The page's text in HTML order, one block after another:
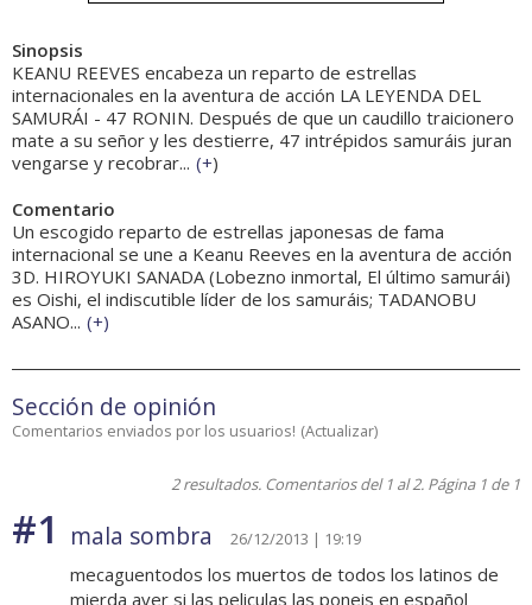
Sinopsis
KEANU REEVES encabeza un reparto de estrellas
internacionales en la aventura de acción LA LEYENDA DEL
SAMURÁI - 47 RONIN. Después de que un caudillo traicionero
mate a su señor y les destierre, 47 intrépidos samuráis juran
vengarse y recobrar... (+)
Comentario
Un escogido reparto de estrellas japonesas de fama
internacional se une a Keanu Reeves en la aventura de acción
3D. HIROYUKI SANADA (Lobezno inmortal, El último samurái)
es Oishi, el indiscutible líder de los samuráis; TADANOBU
ASANO... (+)
Sección de opinión
Comentarios enviados por los usuarios! (Actualizar)
2 resultados. Comentarios del 1 al 2. Página 1 de 1
#1 mala sombra 26/12/2013 | 19:19
mecaguentodos los muertos de todos los latinos de
mierda aver si las peliculas las poneis en español